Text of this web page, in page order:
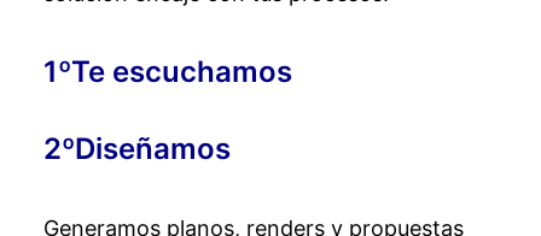
1ºTe escuchamos
2ºDiseñamos
Generamos planos, renders y propuestas